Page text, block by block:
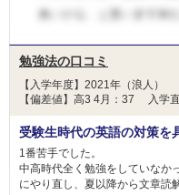
勉強法の口コミ
【入学年度】2021年（浪人）
【偏差値】高3 4月：37 入学
受験生時代の英語の対策を
1番苦手でした。
中高時代全く勉強をしていなか
にやり直し、夏以降から文章読